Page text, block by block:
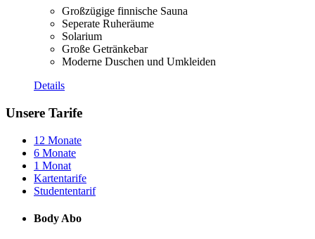
Großzügige finnische Sauna
Seperate Ruheräume
Solarium
Große Getränkebar
Moderne Duschen und Umkleiden
Details
Unsere Tarife
12 Monate
6 Monate
1 Monat
Kartentarife
Studententarif
Body Abo